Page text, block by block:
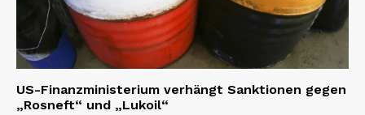
SUBSCRIBE NOW
US-Finanzministerium verhängt Sanktionen gegen
„Rosneft“ und „Lukoil“